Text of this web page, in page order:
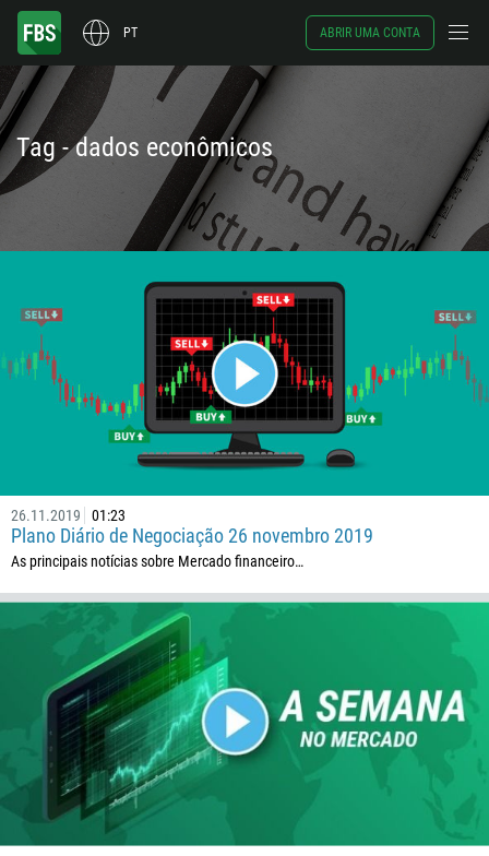
PT ABRIR UMA CONTA
Tag - dados econômicos
26.11.2019 01:23
Plano Diário de Negociação 26 novembro 2019
As principais notícias sobre Mercado financeiro…